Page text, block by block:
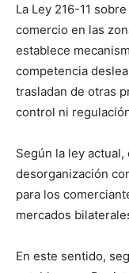
La Ley 216-11
comercio en las
establece
competencia
trasladan de otras
control ni
Según la ley
desorganización
para los
mercados
En este sentido,